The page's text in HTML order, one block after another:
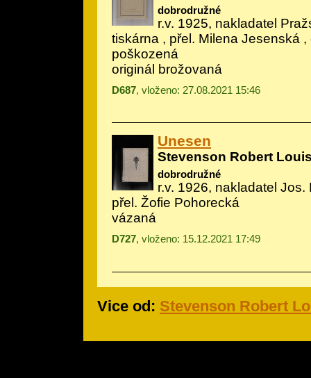
dobrodružné
r.v. 1925, nakladatel
tiskárna , přel. Milena Jesenská ,
poškozená
originál brožovaná
D687, vloženo: 27.08.2021 15:46
Unesen
Stevenson Robert
dobrodružné
r.v. 1926, nakladatel Jos.
přel. Žofie Pohorecká
vázaná
D727, vloženo: 15.12.2021 17:49
Vice od: Stevenson Robert